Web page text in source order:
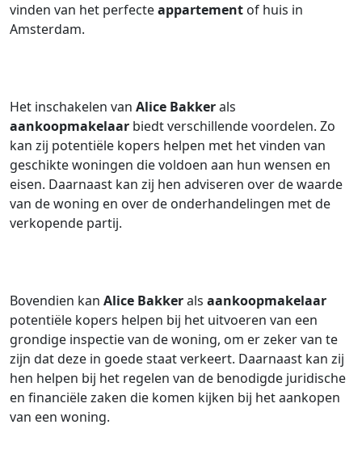
vinden van het perfecteappartement of huis in
Amsterdam.
Het inschakelen van Alice Bakkerals
aankoopmakelaar biedt verschillende voordelen. Zo
kan zij potentiële kopers helpen met het vinden van
geschikte woningen die voldoen aan hun wensen en
eisen. Daarnaast kan zij hen adviseren over de waarde
van de woning en over de onderhandelingen met de
verkopende partij.
Bovendien kan Alice Bakkerals aankoopmakelaar
potentiële kopers helpen bij het uitvoeren van een
grondige inspectie van de woning, om er zeker van te
zijn dat deze in goede staat verkeert. Daarnaast kan zij
hen helpen bij het regelen van de benodigde juridische
en financiële zaken die komen kijken bij het aankopen
van een woning.